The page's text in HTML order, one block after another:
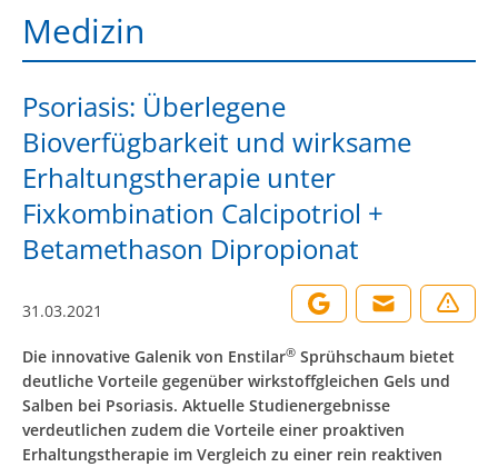
Medizin
Psoriasis: Überlegene
Bioverfügbarkeit und wirksame
Erhaltungstherapie unter
Fixkombination Calcipotriol +
Betamethason Dipropionat
31.03.2021
Die innovative Galenik von Enstilar® Sprühschaum bietet
deutliche Vorteile gegenüber wirkstoffgleichen Gels und
Salben bei Psoriasis. Aktuelle Studienergebnisse
verdeutlichen zudem die Vorteile einer proaktiven
Erhaltungstherapie im Vergleich zu einer rein reaktiven